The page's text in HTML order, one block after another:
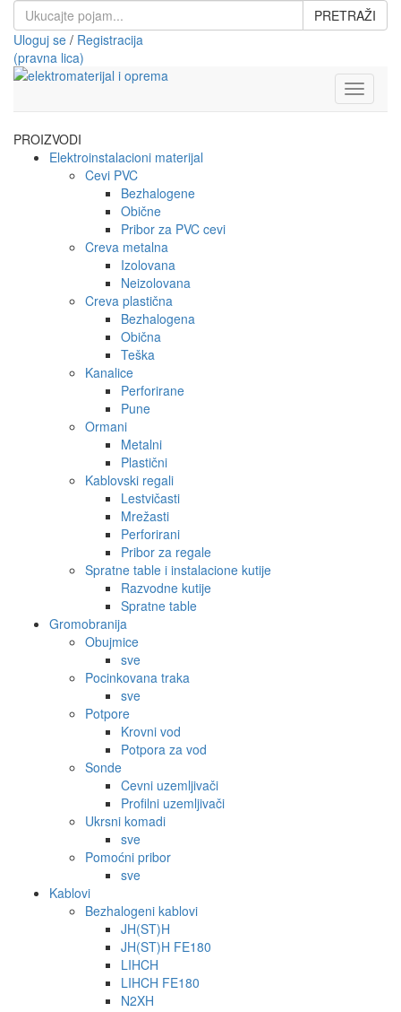
PRETRAŽI
Uloguj se / Registracija
(pravna lica)
Toggle
PROIZVODI
Elektroinstalacioni materijal
Cevi PVC
Bezhalogene
Obične
Pribor za PVC cevi
Creva metalna
Izolovana
Neizolovana
Creva plastična
Bezhalogena
Obična
Teška
Kanalice
Perforirane
Pune
Ormani
Metalni
Plastični
Kablovski regali
Lestvičasti
Mrežasti
Perforirani
Pribor za regale
Spratne table i instalacione kutije
Razvodne kutije
Spratne table
Gromobranija
Obujmice
sve
Pocinkovana traka
sve
Potpore
Krovni vod
Potpora za vod
Sonde
Cevni uzemljivači
Profilni uzemljivači
Ukrsni komadi
sve
Pomoćni pribor
sve
Kablovi
Bezhalogeni kablovi
JH(ST)H
JH(ST)H FE180
LIHCH
LIHCH FE180
N2XH